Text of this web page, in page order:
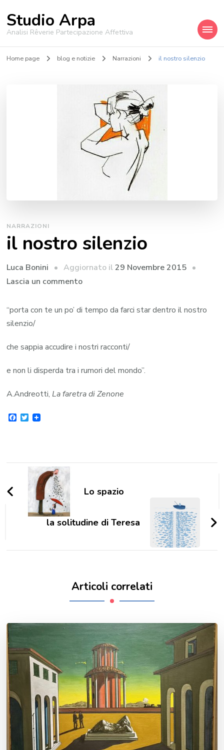
Studio Arpa
Analisi Rêverie Partecipazione Affettiva
Home page blog e notizie Narrazioni il nostro silenzio
NARRAZIONI
il nostro silenzio
Luca Bonini Aggiornato il29 Novembre 2015
Lascia un commentosu
nostro
“porta con te un po’ di tempo da farci star dentro il nostro
silenzio/
che sappia accudire i nostri racconti/
e non li disperda tra i rumori del mondo”.
A.Andreotti, La faretra di Zenone
Facebook
Twitter
Navigazione
articoli
Lo spazio
la solitudine di Teresa
Articoli correlati